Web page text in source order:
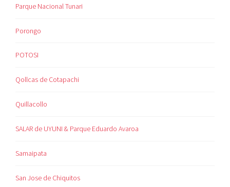
Parque Nacional Tunari
Porongo
POTOSI
Qollcas de Cotapachi
Quillacollo
SALAR de UYUNI & Parque Eduardo Avaroa
Samaipata
San Jose de Chiquitos